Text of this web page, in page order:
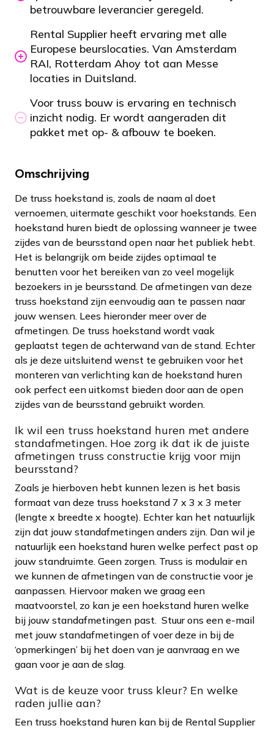
betrouwbare leverancier geregeld.
Rental Supplier heeft ervaring met alle
Europese beurslocaties. Van Amsterdam
RAI, Rotterdam Ahoy tot aan Messe
locaties in Duitsland.
Voor truss bouw is ervaring en technisch
inzicht nodig. Er wordt aangeraden dit
pakket met op- & afbouw te boeken.
Omschrijving
De truss hoekstand is, zoals de naam al doet
vernoemen, uitermate geschikt voor hoekstands. Een
hoekstand huren biedt de oplossing wanneer je twee
zijdes van de beursstand open naar het publiek hebt.
Het is belangrijk om beide zijdes optimaal te
benutten voor het bereiken van zo veel mogelijk
bezoekers in je beursstand. De afmetingen van deze
truss hoekstand zijn eenvoudig aan te passen naar
jouw wensen. Lees hieronder meer over de
afmetingen. De truss hoekstand wordt vaak
geplaatst tegen de achterwand van de stand. Echter
als je deze uitsluitend wenst te gebruiken voor het
monteren van verlichting kan de hoekstand huren
ook perfect een uitkomst bieden door aan de open
zijdes van de beursstand gebruikt worden.
Ik wil een truss hoekstand huren met andere
standafmetingen. Hoe zorg ik dat ik de juiste
afmetingen truss constructie krijg voor mijn
beursstand?
Zoals je hierboven hebt kunnen lezen is het basis
formaat van deze truss hoekstand 7 x 3 x 3 meter
(lengte x breedte x hoogte). Echter kan het natuurlijk
zijn dat jouw standafmetingen anders zijn. Dan wil je
natuurlijk een hoekstand huren welke perfect past op
jouw standruimte. Geen zorgen. Truss is modulair en
we kunnen de afmetingen van de constructie voor je
aanpassen. Hiervoor maken we graag een
maatvoorstel, zo kan je een hoekstand huren welke
bij jouw standafmetingen past. Stuur ons een e-mail
met jouw standafmetingen of voer deze in bij de
‘opmerkingen’ bij het doen van je aanvraag en we
gaan voor je aan de slag.
Wat is de keuze voor truss kleur? En welke
raden jullie aan?
Een truss hoekstand huren kan bij de Rental Supplier